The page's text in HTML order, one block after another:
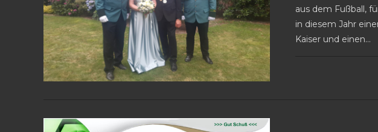
aus dem Fußball,
in diesem Jahr
Kaiser und einen…